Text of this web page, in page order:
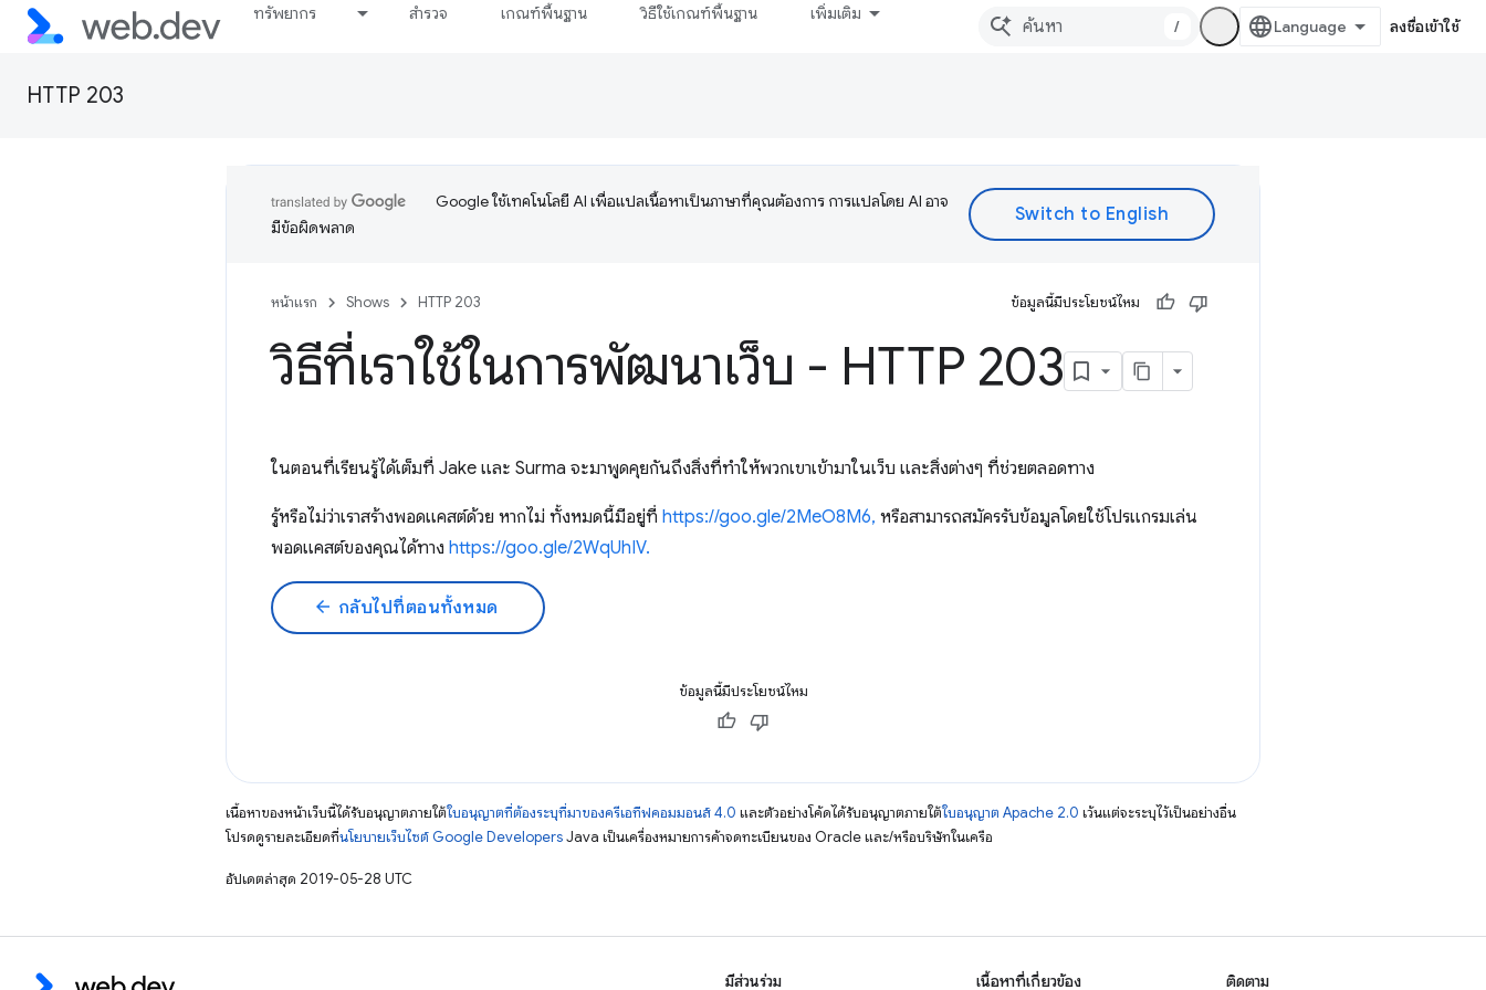
ทรัพยากร สำรวจ เกณฑ์พื้นฐาน วิธีใช้เกณฑ์พื้นฐาน เพิ่มเติม
/ ลงชื่อเข้าใช้
HTTP 203
Google ใช้เทคโนโลยี AI เพื่อแปลเนื้อหาเป็นภาษาที่คุณต้องการ การแปลโดย AI อาจ
มีข้อผิดพลาด
หน้าแรก Shows HTTP 203 ข้อมูลนี้มีประโยชน์ไหม
วิธีที่เราใช้ในการพัฒนาเว็บ - HTTP 203
ในตอนที่เรียนรู้ได้เต็มที่ Jake และ Surma จะมาพูดคุยกันถึงสิ่งที่ทำให้พวกเขาเข้ามาในเว็บ และสิ่งต่างๆ ที่ช่วยตลอดทาง
รู้หรือไม่ว่าเราสร้างพอดแคสต์ด้วย หากไม่ ทั้งหมดนี้มีอยู่ที่ https://goo.gle/2MeO8M6, หรือสามารถสมัครรับข้อมูลโดยใช้โปรแกรมเล่น
พอดแคสต์ของคุณได้ทาง https://goo.gle/2WqUhIV.
arrow_back กลับไปที่ตอนทั้งหมด
ข้อมูลนี้มีประโยชน์ไหม
เนื้อหาของหน้าเว็บนี้ได้รับอนุญาตภายใต้ใบอนุญาตที่ต้องระบุที่มาของครีเอทีฟคอมมอนส์ 4.0 และตัวอย่างโค้ดได้รับอนุญาตภายใต้ใบอนุญาต Apache 2.0 เว้นแต่จะระบุไว้เป็นอย่างอื่น
โปรดดูรายละเอียดที่นโยบายเว็บไซต์ Google DevelopersJava เป็นเครื่องหมายการค้าจดทะเบียนของ Oracle และ/หรือบริษัทในเครือ
อัปเดตล่าสุด 2019-05-28 UTC
มีส่วนร่วม เนื้อหาที่เกี่ยวข้อง ติดตาม